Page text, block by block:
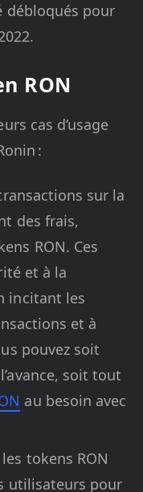
débloqués pour
RON
cas d’usage
:
sur la
des frais,
RON. Ces
et à la
incitant les
et à
pouvez soit
soit tout
au besoin avec
les tokens RON
utilisateurs pour